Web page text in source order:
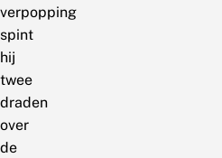
verpopping
spint
hij
twee
draden
over
de